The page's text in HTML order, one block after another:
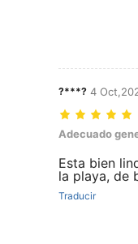
?***? 4
Adecuado
Adecuado
Esta bien
la playa, de
Traducir